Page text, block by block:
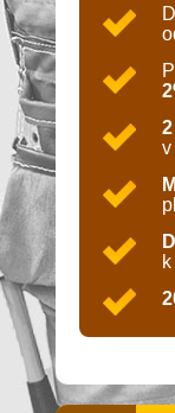
v